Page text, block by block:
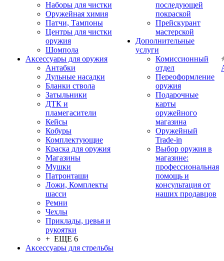
Наборы для чистки
Оружейная химия
Патчи, Тампоны
Центры для чистки
оружия
Шомпола
Аксессуары для оружия
Антабки
Дульные насадки
Бланки ствола
Затыльники
ДТК и
пламегасители
Кейсы
Кобуры
Комплектующие
Краска для оружия
Магазины
Мушки
Патронташи
Ложи, Комплекты
шасси
Ремни
Чехлы
Приклады, цевья и
рукоятки
+ ЕЩЕ 6
Аксессуары для стрельбы
последующей
покраской
Прейскурант
мастерской
Дополнительные
услуги
Комиссионный
отдел
Переоформление
оружия
Подарочные
карты
оружейного
магазина
Оружейный
Trade-in
Выбор оружия в
магазине:
профессиональная
помощь и
консультация от
наших продавцов